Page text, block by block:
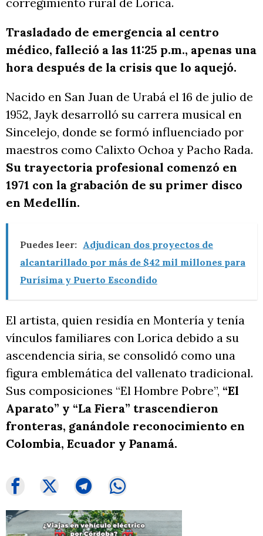
Trasladado de emergencia al centro
médico, falleció a las 11:25 p.m., apenas una
hora después de la crisis que lo aquejó.
Nacido en San Juan de Urabá el 16 de julio de
1952, Jayk desarrolló su carrera musical en
Sincelejo, donde se formó influenciado por
maestros como Calixto Ochoa y Pacho Rada.
Su trayectoria profesional comenzó en
1971 con la grabación de su primer disco
en Medellín.
Puedes leer: Adjudican dos proyectos de
alcantarillado por más de $42 mil millones para
Purísima y Puerto Escondido
El artista, quien residía en Montería y tenía
vínculos familiares con Lorica debido a su
ascendencia siria, se consolidó como una
figura emblemática del vallenato tradicional.
Sus composiciones “El Hombre Pobre”, “El
Aparato” y “La Fiera” trascendieron
fronteras, ganándole reconocimiento en
Colombia, Ecuador y Panamá.